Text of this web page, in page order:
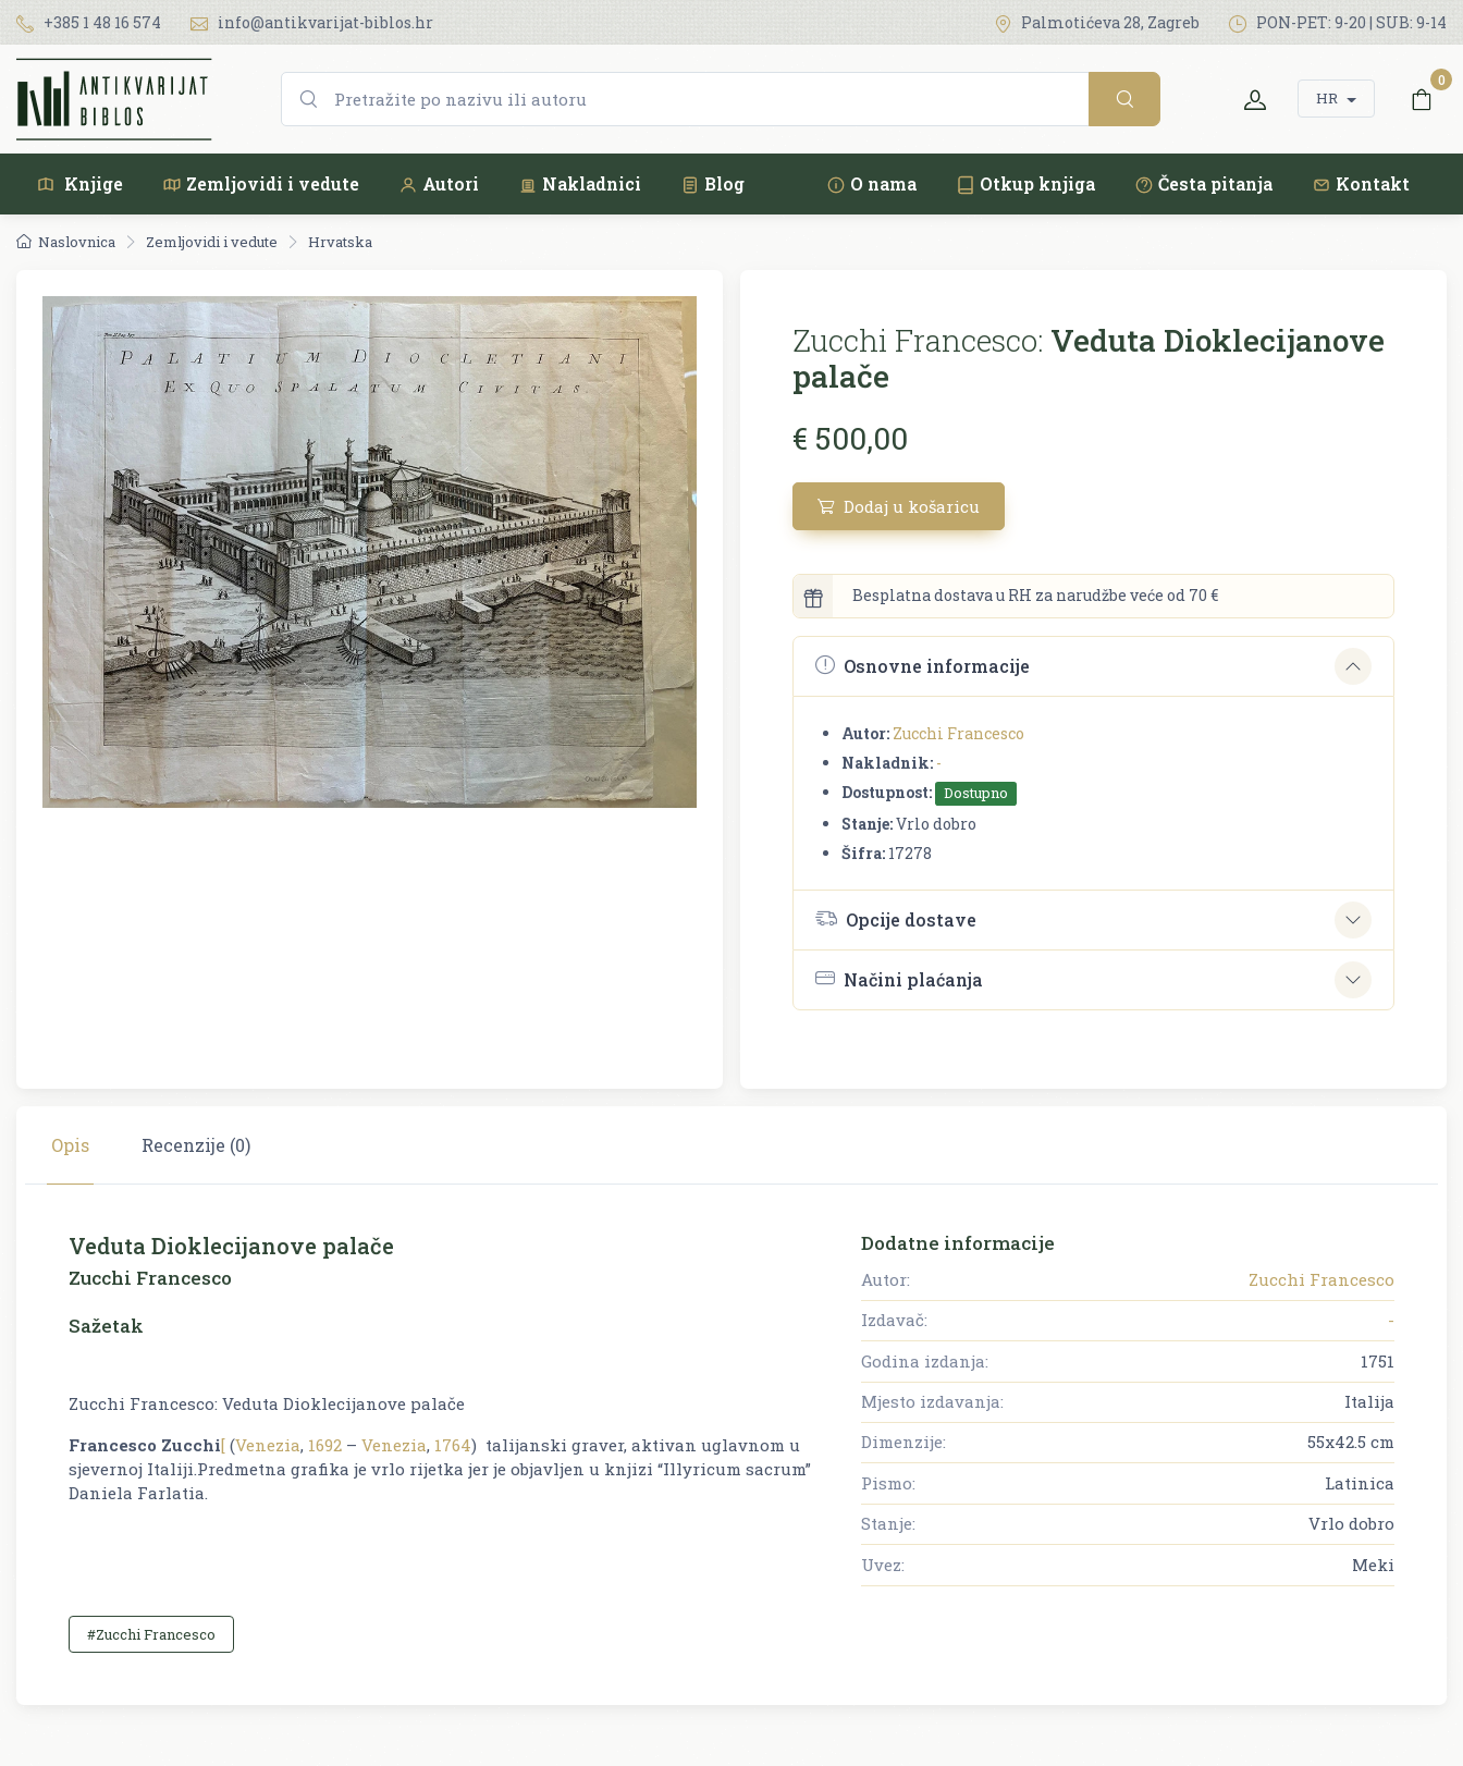
+385 1 48 16 574 info@antikvarijat-biblos.hr Palmotićeva 28, Zagreb PON-PET: 9-20 | SUB: 9-14
HR
0
Knjige Zemljovidi i vedute Autori Nakladnici Blog O nama Otkup knjiga Česta pitanja Kontakt
Naslovnica Zemljovidi i vedute Hrvatska
Zucchi Francesco: Veduta Dioklecijanove
palače
€ 500,00
Dodaj u košaricu
Besplatna dostava u RH za narudžbe veće od 70 €
Osnovne informacije
Autor: Zucchi Francesco
Nakladnik: -
Dostupnost:
Dostupno
Stanje:Vrlo dobro
Šifra: 17278
Opcije dostave
Načini plaćanja
Opis Recenzije (0)
Veduta Dioklecijanove palače
Zucchi Francesco
Sažetak
Zucchi Francesco: Veduta Dioklecijanove palače
Francesco Zucchi[ (Venezia, 1692 – Venezia, 1764) talijanski graver, aktivan uglavnom u
sjevernoj Italiji.Predmetna grafika je vrlo rijetka jer je objavljen u knjizi “Illyricum sacrum”
Daniela Farlatia.
#Zucchi Francesco
Dodatne informacije
Autor:
Zucchi Francesco
Izdavač:
-
Godina izdanja:
1751
Mjesto izdavanja:
Italija
Dimenzije:
55x42.5 cm
Pismo:
Latinica
Stanje:
Vrlo dobro
Uvez:
Meki